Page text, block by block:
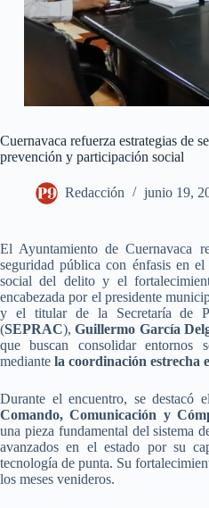
Cuernavaca refuerza estrategias de
prevención y participación social
Redacción junio 19,
El Ayuntamiento de Cuernavaca
seguridad pública con énfasis en
social del delito y el
encabezada por el presidente
y el titular de la Secretaría de
(SEPRAC),Guillermo García
que buscan consolidar entornos
mediante la coordinación estrecha
Durante el encuentro, se destacó
Comando, Comunicación y
una pieza fundamental del sistema
avanzados en el estado por su
tecnología de punta. Su
los meses venideros.